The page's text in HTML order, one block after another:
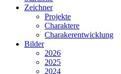
Zeichner
Projekte
Charaktere
Charakerentwicklung
Bilder
2026
2025
2024